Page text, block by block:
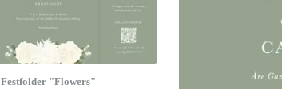
Festfolder "Flowers"